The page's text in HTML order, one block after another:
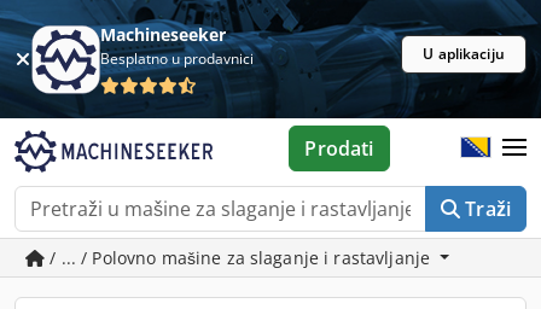
Machineseeker
Besplatno u prodavnici U aplikaciju
Traži
Prodati
/ ... / Polovno mašine za slaganje i rastavljanje